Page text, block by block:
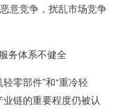
意竞争，扰乱市场竞争
务体系不健全
零部件”和“重冷轻
链的重要程度仍被认